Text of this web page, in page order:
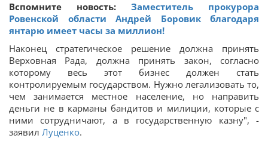
Вспомните новость: Заместитель прокурора
Ровенской области Андрей Боровик благодаря
янтарю имеет часы за миллион!
Наконец стратегическое решение должна принять
Верховная Рада, должна принять закон, согласно
которому весь этот бизнес должен стать
контролируемым государством. Нужно легализовать то,
чем занимается местное население, но направить
деньги не в карманы бандитов и милиции, которые с
ними сотрудничают, а в государственную казну", -
заявил Луценко.